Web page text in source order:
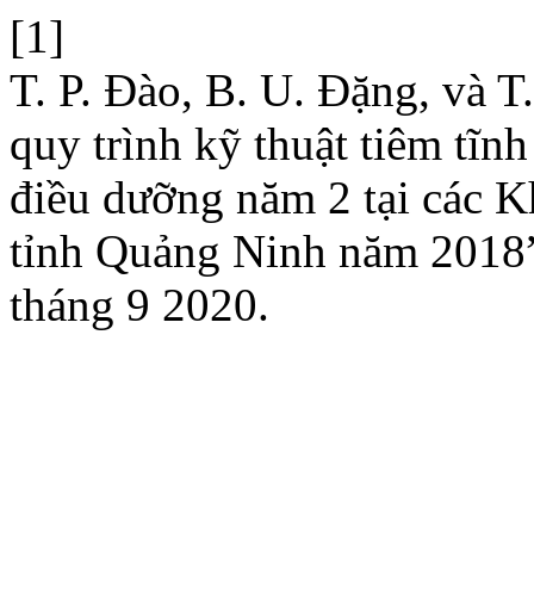
[1]
T. P. Đào, B. U. Đặng, và
quy trình kỹ thuật tiêm
điều dưỡng năm 2 tại các
tỉnh Quảng Ninh năm
tháng 9 2020.